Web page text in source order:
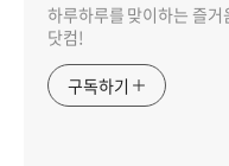
하루하루를 맞이하는 즐
닷컴!
구독하기